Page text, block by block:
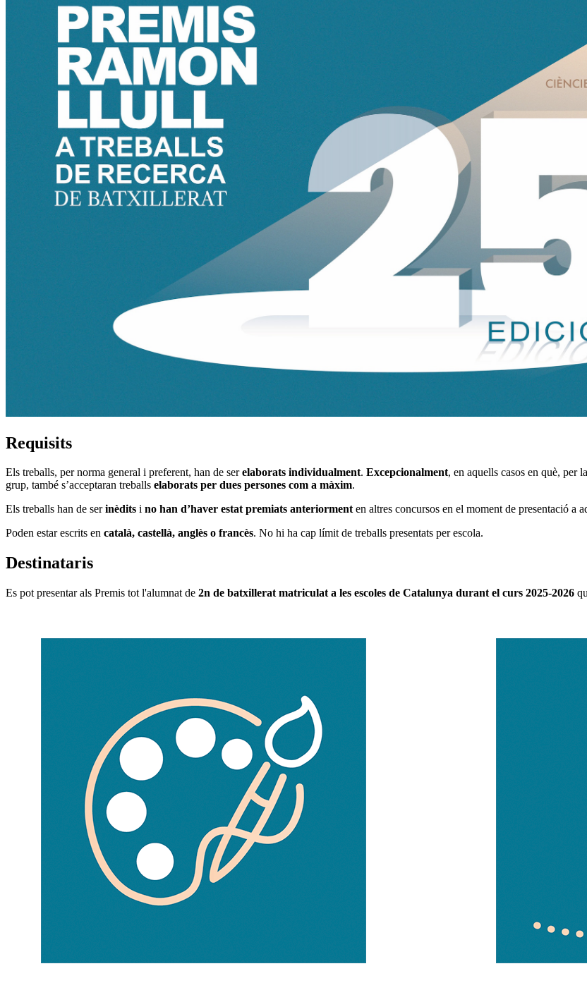
Requisits
Els treballs, per norma general i preferent, han de serelaborats individualment. Excepcionalment, en aquells casos en què, per
grup, també s’acceptaran treballs elaborats per dues persones com a màxim.
Els treballs han de serinèdits i no han d’haver estat premiats anteriormenten altres concursos en el moment de presentació a
Poden estar escrits en català, castellà, anglès o francès. No hi ha cap límit de treballs presentats per escola.
Destinataris
Es pot presentar als Premis tot l'alumnat de 2n de batxillerat matriculat a les escoles de Catalunya durant el curs 2025-2026